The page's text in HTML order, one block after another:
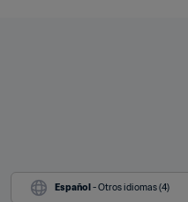
Español - Otros idiomas (4)